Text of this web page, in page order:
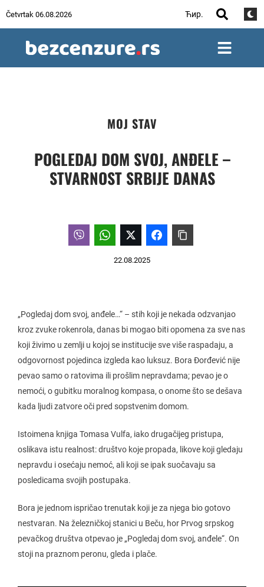
Četvrtak 06.08.2026 Ћир.
MOJ STAV
POGLEDAJ DOM SVOJ, ANĐELE –
STVARNOST SRBIJE DANAS
22.08.2025
„Pogledaj dom svoj, anđele…“ – stih koji je nekada odzvanjao
kroz zvuke rokenrola, danas bi mogao biti opomena za sve nas
koji živimo u zemlji u kojoj se institucije sve više raspadaju, a
odgovornost pojedinca izgleda kao luksuz. Bora Đorđević nije
pevao samo o ratovima ili prošlim nepravdama; pevao je o
nemoći, o gubitku moralnog kompasa, o onome što se dešava
kada ljudi zatvore oči pred sopstvenim domom.
Istoimena knjiga Tomasa Vulfa, iako drugačijeg pristupa,
oslikava istu realnost: društvo koje propada, likove koji gledaju
nepravdu i osećaju nemoć, ali koji se ipak suočavaju sa
posledicama svojih postupaka.
Bora je jednom ispričao trenutak koji je za njega bio gotovo
nestvaran. Na železničkoj stanici u Beču, hor Prvog srpskog
pevačkog društva otpevao je „Pogledaj dom svoj, anđele“. On
stoji na praznom peronu, gleda i plače.